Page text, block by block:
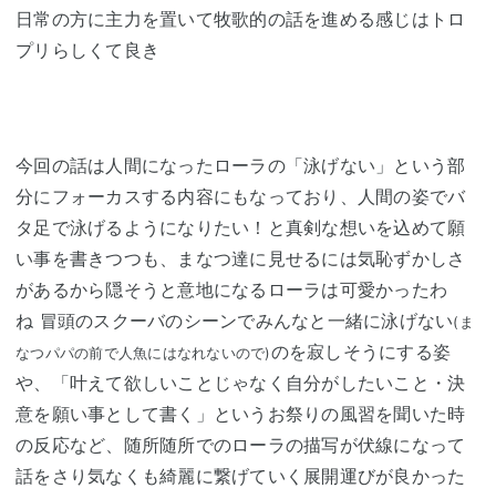
日常の方に主力を置いて牧歌的の話を進める感じはトロ
プリらしくて良き
今回の話は人間になったローラの「泳げない」という部
分にフォーカスする内容にもなっており、人間の姿でバ
タ足で泳げるようになりたい！と真剣な想いを込めて願
い事を書きつつも、まなつ達に見せるには気恥ずかしさ
があるから隠そうと意地になるローラは可愛かったわ
ね 冒頭のスクーバのシーンでみんなと一緒に泳げない(ま
なつパパの前で人魚にはなれないので)のを寂しそうにする姿
や、「叶えて欲しいことじゃなく自分がしたいこと・決
意を願い事として書く」というお祭りの風習を聞いた時
の反応など、随所随所でのローラの描写が伏線になって
話をさり気なくも綺麗に繋げていく展開運びが良かった